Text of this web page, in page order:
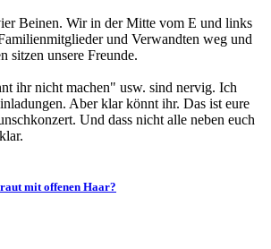
Beinen. Wir in der Mitte vom E und links
und Verwandten weg und
sitzen unsere Freunde.
ihr nicht machen" usw. sind nervig. Ich
Aber klar könnt ihr. Das ist eure
Und dass nicht alle neben euch
mit offenen Haar?